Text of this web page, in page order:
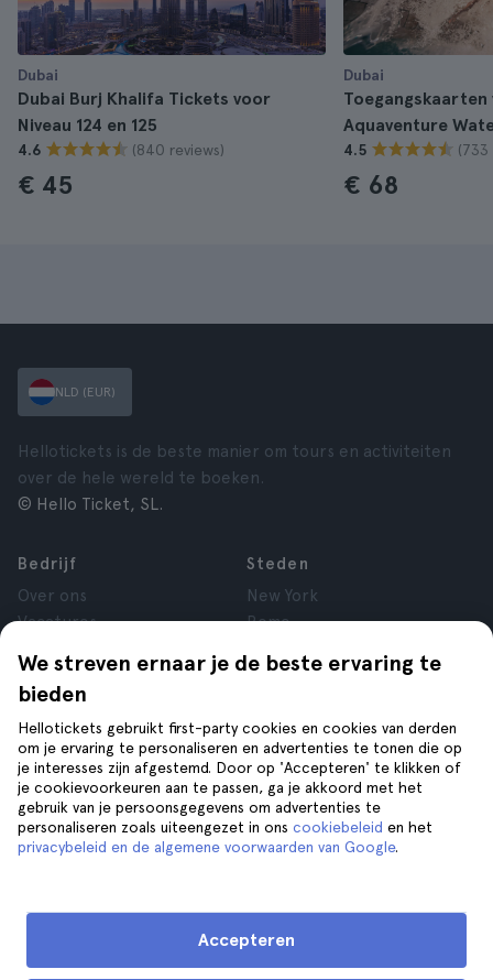
Dubai
Dubai Burj Khalifa Tickets voor
Niveau 124 en 125
4.6 (840 reviews)
€ 45
Dubai
Toegangskaarten
Aquaventure
4.5 (733
€ 68
We streven ernaar je de beste ervaring te
bieden
Hellotickets gebruikt first-party cookies en cookies van derden
om je ervaring te personaliseren en advertenties te tonen die op
je interesses zijn afgestemd. Door op 'Accepteren' te klikken of
je cookievoorkeuren aan te passen, ga je akkoord met het
gebruik van je persoonsgegevens om advertenties te
personaliseren zoals uiteengezet in ons cookiebeleid en het
privacybeleid en de algemene voorwaarden van Google.
Accepteren
NLD (EUR)
Hellotickets is de beste manier om tours en activiteiten
over de hele wereld te boeken.
© Hello Ticket, SL.
Bedrijf
Over ons
Vacatures
Reviews
Privacy
Voorwaarden
Juridische kennisgeving
Cookies
Steden
New York
Rome
Londen
Krakau
Tenerife
Help
Volg ons op